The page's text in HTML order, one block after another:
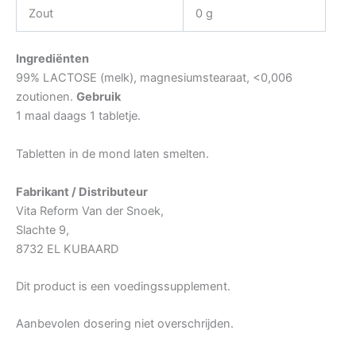
Zout 0 g
Ingrediënten
99% LACTOSE (melk), magnesiumstearaat, <0,006
zoutionen. Gebruik
1 maal daags 1 tabletje.
Tabletten in de mond laten smelten.
Fabrikant / Distributeur
Vita Reform Van der Snoek,
Slachte 9,
8732 EL KUBAARD
Dit product is een voedingssupplement.
Aanbevolen dosering niet overschrijden.